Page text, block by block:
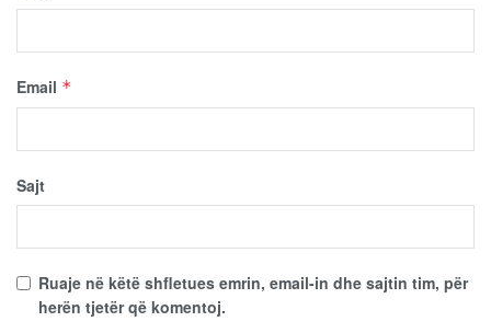
Email *
Sajt
Ruaje në këtë shfletues emrin, email-in dhe sajtin tim, për
herën tjetër që komentoj.